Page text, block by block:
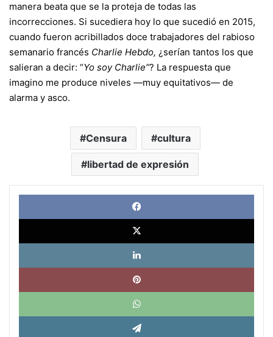
manera beata que se la proteja de todas las
incorrecciones. Si sucediera hoy lo que sucedió en 2015,
cuando fueron acribillados doce trabajadores del rabioso
semanario francés Charlie Hebdo, ¿serían tantos los que
salieran a decir: “Yo soy Charlie”? La respuesta que
imagino me produce niveles —muy equitativos— de
alarma y asco.
Censura cultura
libertad de expresión
X